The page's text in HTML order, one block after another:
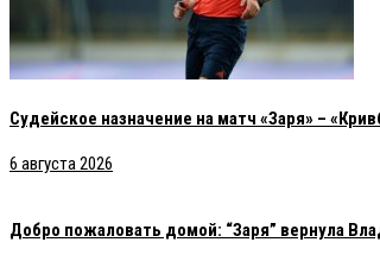
Судейское назначение на матч «Заря» –
6 августа 2026
Добро пожаловать домой: “Заря” вернула